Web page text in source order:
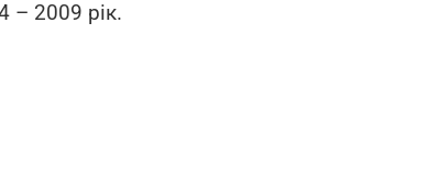
– 2009 рік.